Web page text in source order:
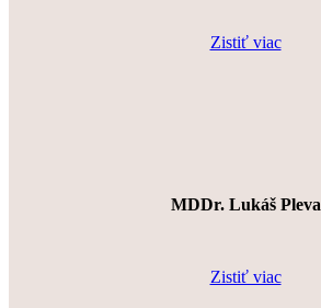
Zistiť viac
MDDr. Lukáš Pleva
Zistiť viac